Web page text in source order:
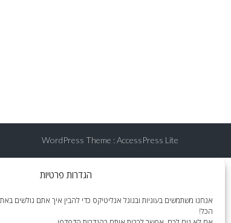
הגדרות פרטיות
אנחנו משתמשים בעוגיות ובגוגל אנליטיקס כדי להבין איך אתם גולשים
הכל!
WordPress Theme :AccessPress Lite